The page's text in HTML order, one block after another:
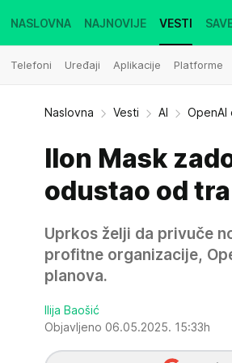
NASLOVNA NAJNOVIJE VESTI
Telefoni Uređaji Aplikacije Platforme
Naslovna Vesti AI OpenAI
Ilon Mask
odustao od
Uprkos želji da privuče
profitne organizacije,
planova.
Ilija Baošić
Objavljeno 06.05.2025. 15:33h